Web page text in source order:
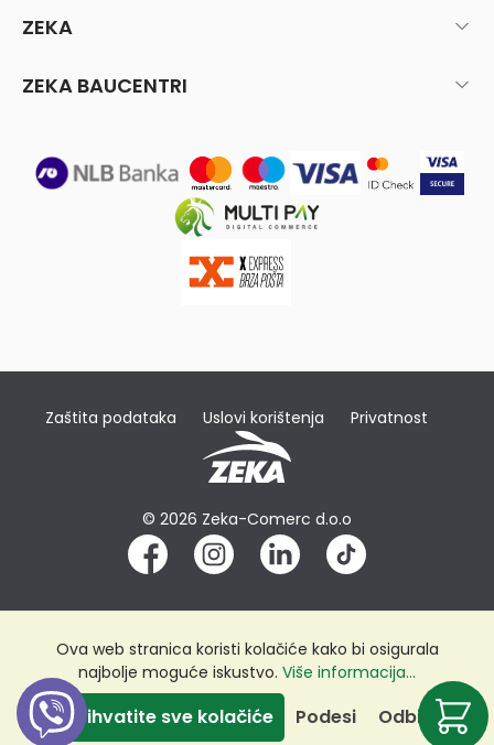
ZEKA
ZEKA BAUCENTRI
Zaštita podataka Uslovi korištenja Privatnost
© 2026 Zeka-Comerc d.o.o
Ova web stranica koristi kolačiće kako bi osigurala
najbolje moguće iskustvo. Više informacija...
Odbij
Podesi
Prihvatite sve kolačiće